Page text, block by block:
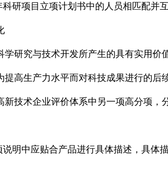
研项目立项计划书中的人员相匹配并互
究与技术开发所产生的具有实用价
生产力水平而对科技成果进行的后
技术企业评价体系中另一项高分项，
说明中应贴合产品进行具体描述，具体